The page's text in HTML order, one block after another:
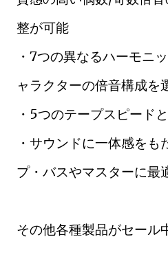
整が可能
・7つの異なるハーモニ
ャラクターの倍音構成を
・5つのテープスピード
・サウンドに一体感を
プ・バスやマスターに最
その他各種製品がセール